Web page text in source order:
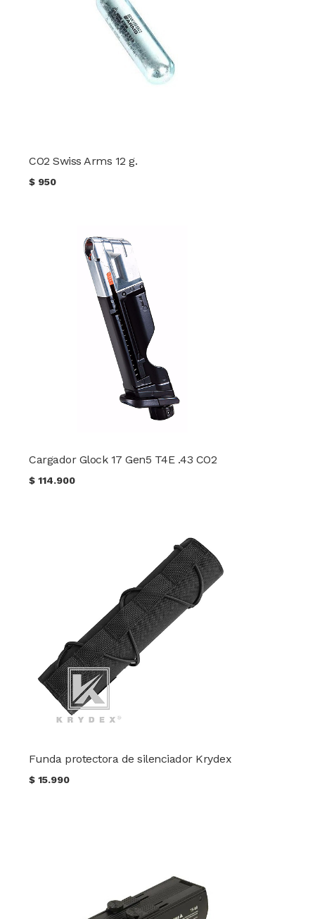
CO2 Swiss Arms 12 g.
$ 950
Cargador Glock 17 Gen5 T4E .43 CO2
$114.900
Funda protectora de silenciador Krydex
$15.990